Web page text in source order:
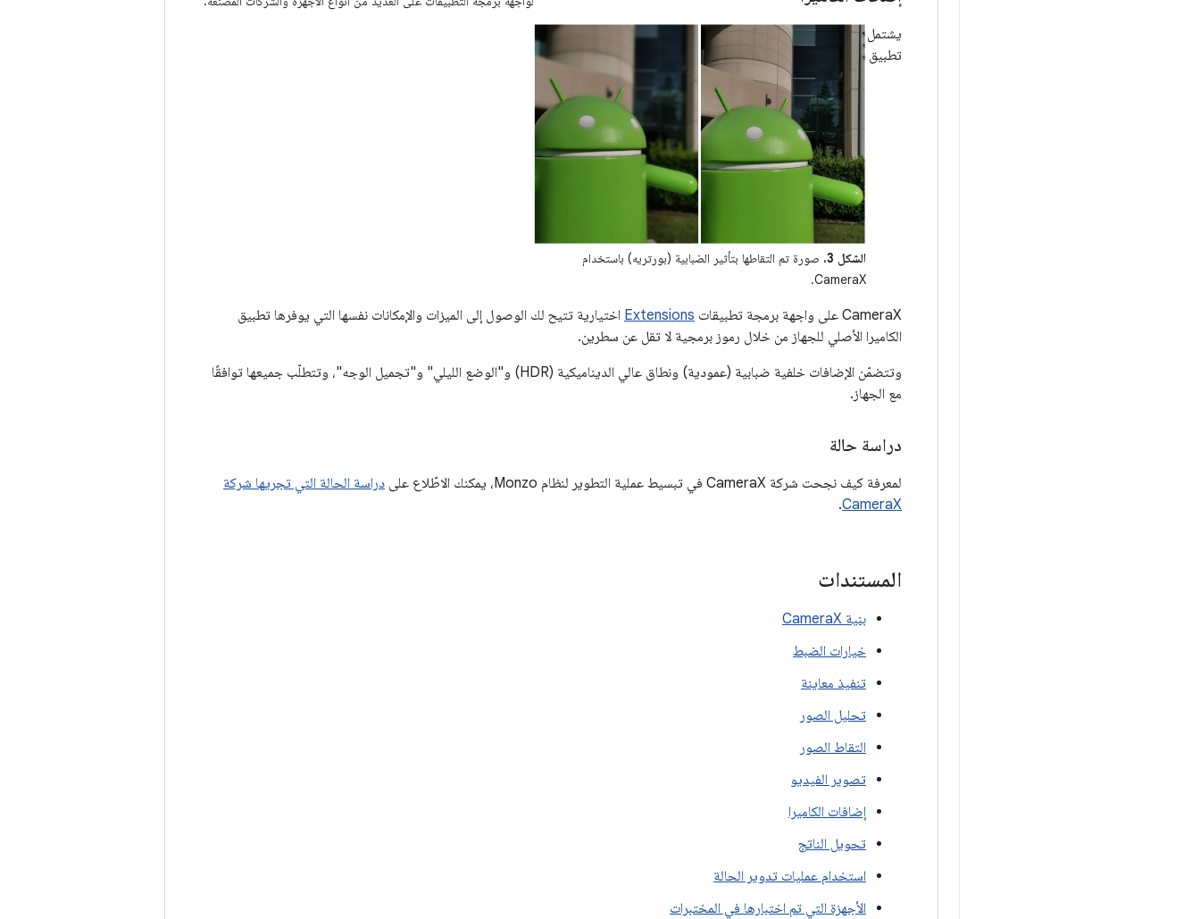
الشكل 3.
صورة تم التقاطها بتأثير الضبابية (بورتريه) باستخدام
CameraX.
يشتمل
تطبيق
CameraX على واجهة برمجة تطبيقات Extensions اختيارية تتيح لك الوصول إلى الميزات والإمكانات نفسها التي يوفرها تطبيق
الكاميرا الأصلي للجهاز من خلال رموز برمجية لا تقل عن سطرين.
وتتضمّن الإضافات خلفية ضبابية (عمودية) ونطاق عالي الديناميكية (HDR) و"الوضع الليلي" و"تجميل الوجه"، وتتطلّب جميعها توافقًا
مع الجهاز.
دراسة حالة
لمعرفة كيف نجحت شركة CameraX في تبسيط عملية التطوير لنظام Monzo، يمكنك الاطّلاع على
دراسة الحالة التي تجريها شركة
CameraX
.
المستندات
بنية CameraX
خيارات الضبط
تنفيذ معاينة
تحليل الصور
التقاط الصور
تصوير الفيديو
إضافات الكاميرا
تحويل الناتج
استخدام عمليات تدوير الحالة
الأجهزة التي تم اختبارها في المختبرات